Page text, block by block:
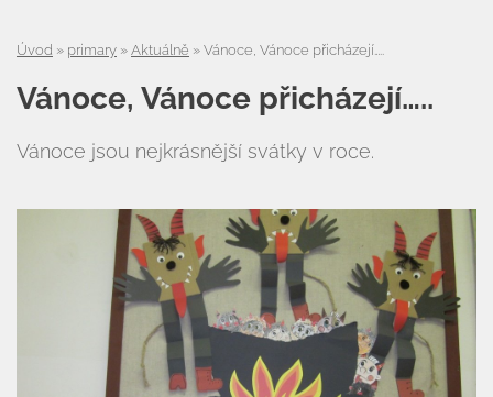
Úvod » primary » Aktuálně » Vánoce, Vánoce přicházejí…..
Vánoce, Vánoce přicházejí…..
Vánoce jsou nejkrásnější svátky v roce.